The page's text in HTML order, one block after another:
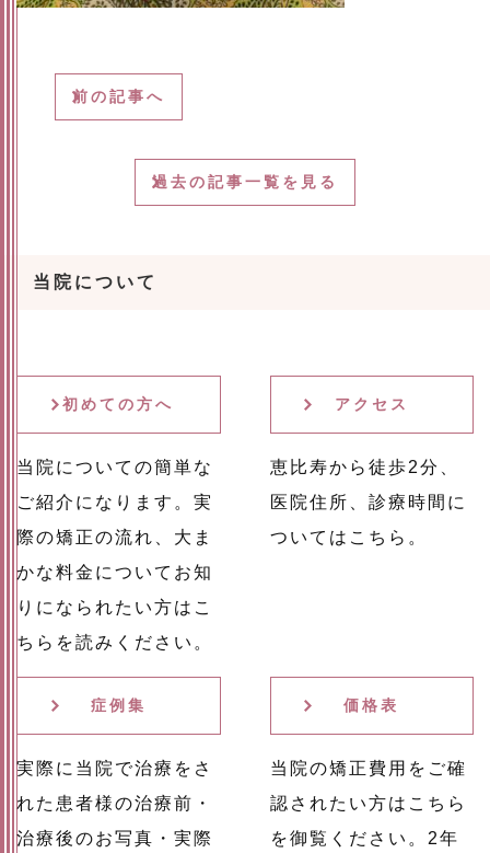
前の記事へ
過去の記事一覧を見る
当院について
初めての方へ
当院についての簡単な
ご紹介になります。実
際の矯正の流れ、大ま
かな料金についてお知
りになられたい方はこ
ちらを読みください。
アクセス
恵比寿から徒歩2分、
医院住所、診療時間に
ついてはこちら。
症例集
実際に当院で治療をさ
れた患者様の治療前・
治療後のお写真・実際
価格表
当院の矯正費用をご確
認されたい方はこちら
を御覧ください。2年